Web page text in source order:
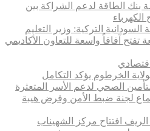
الطاقة لدعم الشراكة بين
الكهرباء
التركية: وزير التعليم
تفتح آفاقاً واسعة للتعاون الأكاديمي
الخرطوم يؤكد التكامل
الصحي لدعم الأسر المتعثرة
لجنة ضبط الأمن وفرض هيبة
افتتاح مركز الشهيناب